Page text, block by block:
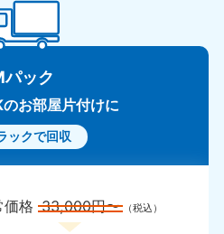
パック
お部屋片付けに
ックで回収
価格33,000円〜 （税込）